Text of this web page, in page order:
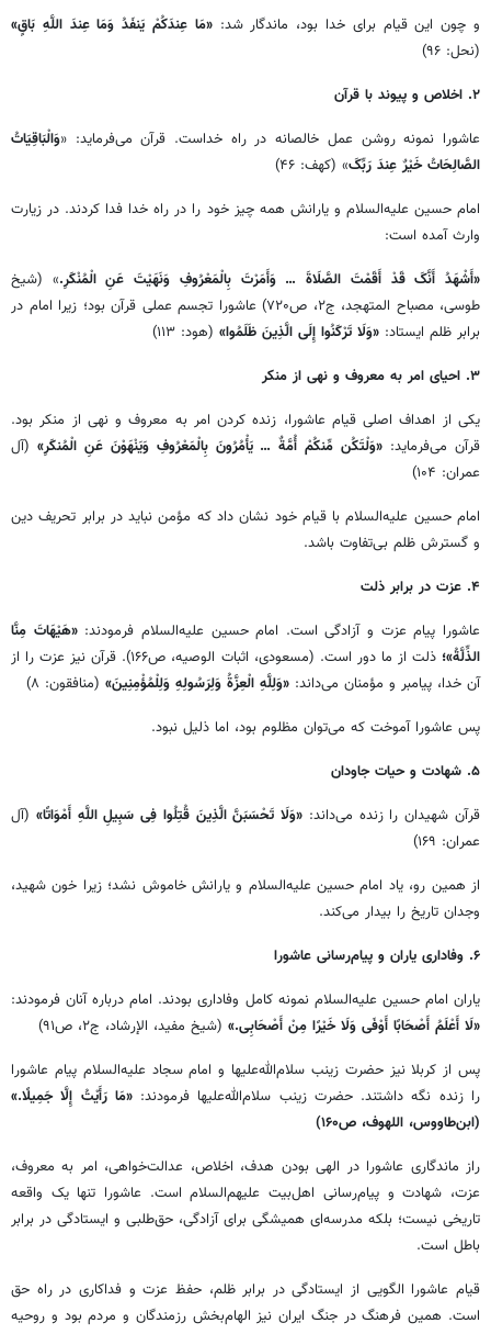
و چون این قیام برای خدا بود، ماندگار شد:«مَا عِندَکُمْ یَنفَدُ وَمَا عِندَ اللَّهِ بَاقٍ»
(نحل: ۹۶)
۲. اخلاص و پیوند با قرآن
عاشورا نمونه روشن عمل خالصانه در راه خداست. قرآن می‌فرماید: «وَالْبَاقِیَاتُ
الصَّالِحَاتُ خَیْرٌ عِندَ رَبِّکَ» (کهف: ۴۶)
امام حسین علیه‌السلام و یارانش همه چیز خود را در راه خدا فدا کردند. در زیارت
وارث آمده است:
«أَشْهَدُ أَنَّکَ قَدْ أَقَمْتَ الصَّلَاةَ … وَأَمَرْتَ بِالْمَعْرُوفِ وَنَهَیْتَ عَنِ الْمُنْکَرِ.» (شیخ
طوسی، مصباح المتهجد، ج۲، ص۷۲۰) عاشورا تجسم عملی قرآن بود؛ زیرا امام در
برابر ظلم ایستاد: «وَلَا تَرْکَنُوا إِلَی الَّذِینَ ظَلَمُوا» (هود: ۱۱۳)
۳. احیای امر به معروف و نهی از منکر
یکی از اهداف اصلی قیام عاشورا، زنده کردن امر به معروف و نهی از منکر بود.
قرآن می‌فرماید: «وَلْتَکُن مِّنکُمْ أُمَّةٌ … یَأْمُرُونَ بِالْمَعْرُوفِ وَیَنْهَوْنَ عَنِ الْمُنکَرِ» (آل
عمران: ۱۰۴)
امام حسین علیه‌السلام با قیام خود نشان داد که مؤمن نباید در برابر تحریف دین
و گسترش ظلم بی‌تفاوت باشد.
۴. عزت در برابر ذلت
عاشورا پیام عزت و آزادگی است. امام حسین علیه‌السلام فرمودند: «هَیْهَاتَ مِنَّا
الذِّلَّةُ»؛
ذلت از ما دور است. (مسعودی، اثبات الوصیه، ص۱۶۶). قرآن نیز عزت را از
آن خدا، پیامبر و مؤمنان می‌داند: «وَلِلَّهِ الْعِزَّةُ وَلِرَسُولِهِ وَلِلْمُؤْمِنِینَ» (منافقون: ۸)
پس عاشورا آموخت که می‌توان مظلوم بود، اما ذلیل نبود.
۵. شهادت و حیات جاودان
قرآن شهیدان را زنده می‌داند: «وَلَا تَحْسَبَنَّ الَّذِینَ قُتِلُوا فِی سَبِیلِ اللَّهِ أَمْوَاتًا» (آل
عمران: ۱۶۹)
از همین رو، یاد امام حسین علیه‌السلام و یارانش خاموش نشد؛ زیرا خون شهید،
وجدان تاریخ را بیدار می‌کند.
۶. وفاداری یاران و پیام‌رسانی عاشورا
یاران امام حسین علیه‌السلام نمونه کامل وفاداری بودند. امام درباره آنان فرمودند:
«لَا أَعْلَمُ أَصْحَابًا أَوْفَی وَلَا خَیْرًا مِنْ أَصْحَابِی.» (شیخ مفید، الإرشاد، ج۲، ص۹۱)
پس از کربلا نیز حضرت زینب سلام‌الله‌علیها و امام سجاد علیه‌السلام پیام عاشورا
را زنده نگه داشتند. حضرت زینب سلام‌الله‌علیها فرمودند: «مَا رَأَیْتُ إِلَّا جَمِیلًا.»
(ابن‌طاووس، اللهوف، ص۱۶۰)
راز ماندگاری عاشورا در الهی بودن هدف، اخلاص، عدالت‌خواهی، امر به معروف،
عزت، شهادت و پیام‌رسانی اهل‌بیت علیهم‌السلام است. عاشورا تنها یک واقعه
تاریخی نیست؛ بلکه مدرسه‌ای همیشگی برای آزادگی، حق‌طلبی و ایستادگی در برابر
باطل است.
قیام عاشورا الگویی از ایستادگی در برابر ظلم، حفظ عزت و فداکاری در راه حق
است. همین فرهنگ در جنگ ایران نیز الهام‌بخش رزمندگان و مردم بود و روحیه